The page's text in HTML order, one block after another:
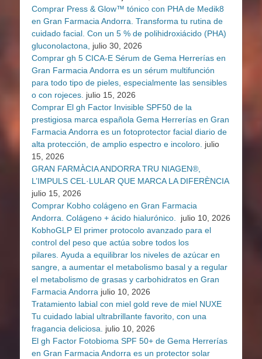
Comprar Press & Glow™ tónico con PHA de Medik8
en Gran Farmacia Andorra. Transforma tu rutina de
cuidado facial. Con un 5 % de polihidroxiácido (PHA)
gluconolactona,
julio 30, 2026
Comprar gh 5 CICA-E Sérum de Gema Herrerías en
Gran Farmacia Andorra es un sérum multifunción
para todo tipo de pieles, especialmente las sensibles
o con rojeces. julio 15, 2026
Comprar El gh Factor Invisible SPF50 de la
prestigiosa marca española Gema Herrerías en Gran
Farmacia Andorra es un fotoprotector facial diario de
alta protección, de amplio espectro e incoloro. julio
15, 2026
GRAN FARMÀCIA ANDORRA TRU NIAGEN®,
L’IMPULS CEL·LULAR QUE MARCA LA DIFERÈNCIA
julio 15, 2026
Comprar Kobho colágeno en Gran Farmacia
Andorra. Colágeno + ácido hialurónico.
julio 10, 2026
KobhoGLP El primer protocolo avanzado para el
control del peso que actúa sobre todos los
pilares. Ayuda a equilibrar los niveles de azúcar en
sangre, a aumentar el metabolismo basal y a regular
el metabolismo de grasas y carbohidratos en Gran
Farmacia Andorra julio 10, 2026
Tratamiento labial con miel gold reve de miel NUXE
Tu cuidado labial ultrabrillante favorito, con una
fragancia deliciosa.
julio 10, 2026
El gh Factor Fotobioma SPF 50+ de Gema Herrerías
en Gran Farmacia Andorra es un protector solar